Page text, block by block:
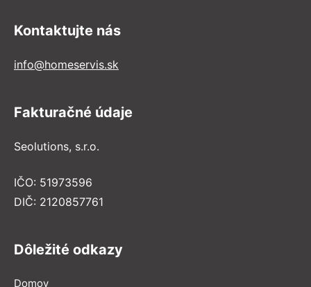
Kontaktujte nás
info@homeservis.sk
Fakturačné údaje
Seolutions, s.r.o.
IČO: 51973596
DIČ: 2120857761
Dôležité odkazy
Domov